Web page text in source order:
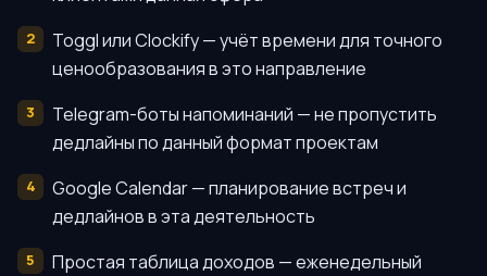
Toggl или Clockify — учёт времени для точного
ценообразования в это направление
Telegram-боты напоминаний — не пропустить
дедлайны по данный формат проектам
Google Calendar — планирование встреч и
дедлайнов в эта деятельность
Простая таблица доходов — еженедельный